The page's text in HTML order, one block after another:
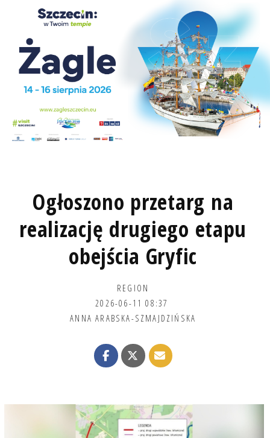
Ogłoszono przetarg na
realizację drugiego etapu
obejścia Gryfic
REGION
2026-06-11 08:37
ANNA ARABSKA-SZMAJDZIŃSKA